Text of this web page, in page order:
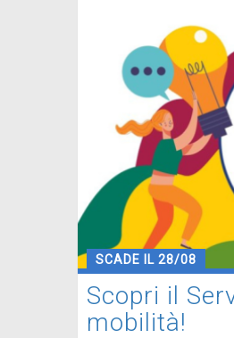
SCADE IL 28/08
Scopri il
mobilità!